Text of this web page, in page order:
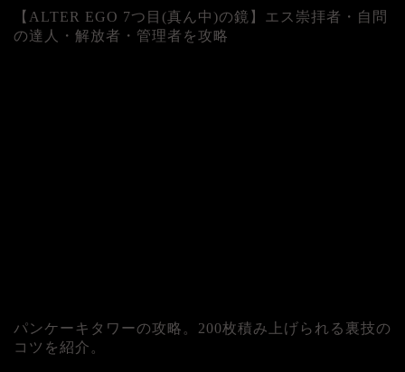
【ALTER EGO 7つ目(真ん中)の鏡】エス崇拝者・自問
の達人・解放者・管理者を攻略
パンケーキタワーの攻略。200枚積み上げられる裏技の
コツを紹介。